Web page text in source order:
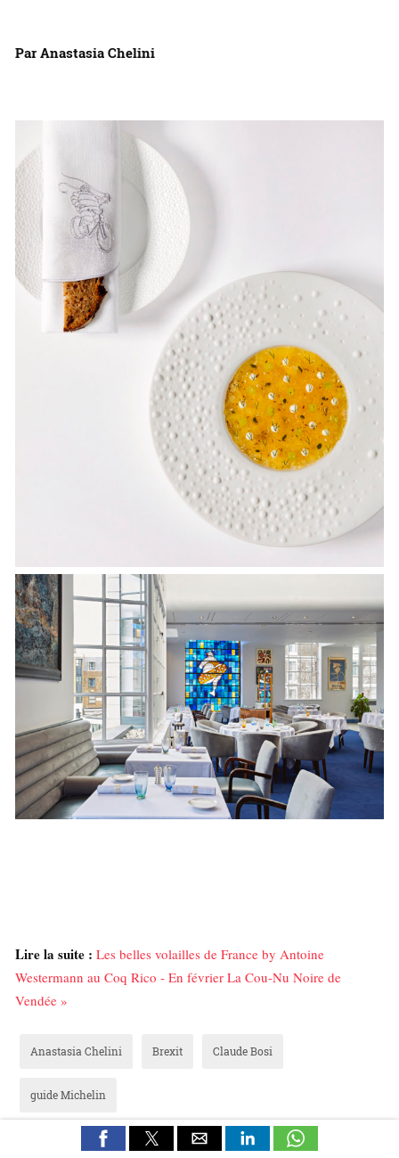
Par Anastasia Chelini
Lire la suite : Les belles volailles de France by Antoine
Westermann au Coq Rico - En février La Cou-Nu Noire de
Vendée »
Anastasia Chelini Brexit Claude Bosi
guide Michelin